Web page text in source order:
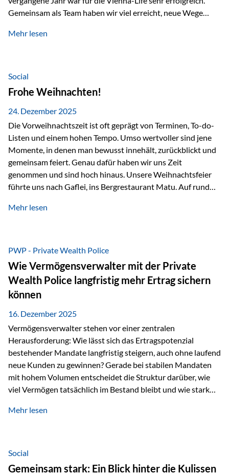
Gemeinsam als Team haben wir viel erreicht, neue Wege
Veranstaltungen wie der Schnifisschnauf, aber auch unsere
starkes Miteinander ist. Neben diesen gemeinsamen
Erlebnissen konnten wir…
Mehr lesen
Social
Frohe Weihnachten!
24. Dezember 2025
Die Vorweihnachtszeit ist oft geprägt von Terminen, To-do-
Listen und einem hohen Tempo. Umso wertvoller sind jene
Momente, in denen man bewusst innehält, zurückblickt und
gemeinsam feiert. Genau dafür haben wir uns Zeit
genommen und sind hoch hinaus. Unsere Weihnachtsfeier
führte uns nach Gaflei, ins Bergrestaurant Matu. Auf rund
beeindruckendes Panorama, sondern auch etwas, das im
verschneiter Landschaft, bei feinem Essen, guter Musik und
einer entspannten…
Mehr lesen
PWP - Private Wealth Police
Wie Vermögensverwalter mit der Private
Wealth Police langfristig mehr Ertrag sichern
können
16. Dezember 2025
Vermögensverwalter stehen vor einer zentralen
Herausforderung: Wie lässt sich das Ertragspotenzial
bestehender Mandate langfristig steigern, auch ohne laufend
neue Kunden zu gewinnen? Gerade bei stabilen Mandaten
mit hohem Volumen entscheidet die Struktur darüber, wie
viel Vermögen tatsächlich im Bestand bleibt und wie stark
Beispiel verdeutlicht diese Wirkung besonders deutlich.
hinzukommen, spielt nicht nur die Rendite eine Rolle. Auch
steuerliche Effekte haben einen erheblichen Einfluss auf…
Mehr lesen
Social
Gemeinsam stark: Ein Blick hinter die Kulissen